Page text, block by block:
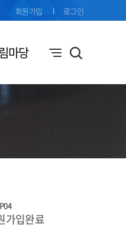
마당
회원가입 로그인
가입완료